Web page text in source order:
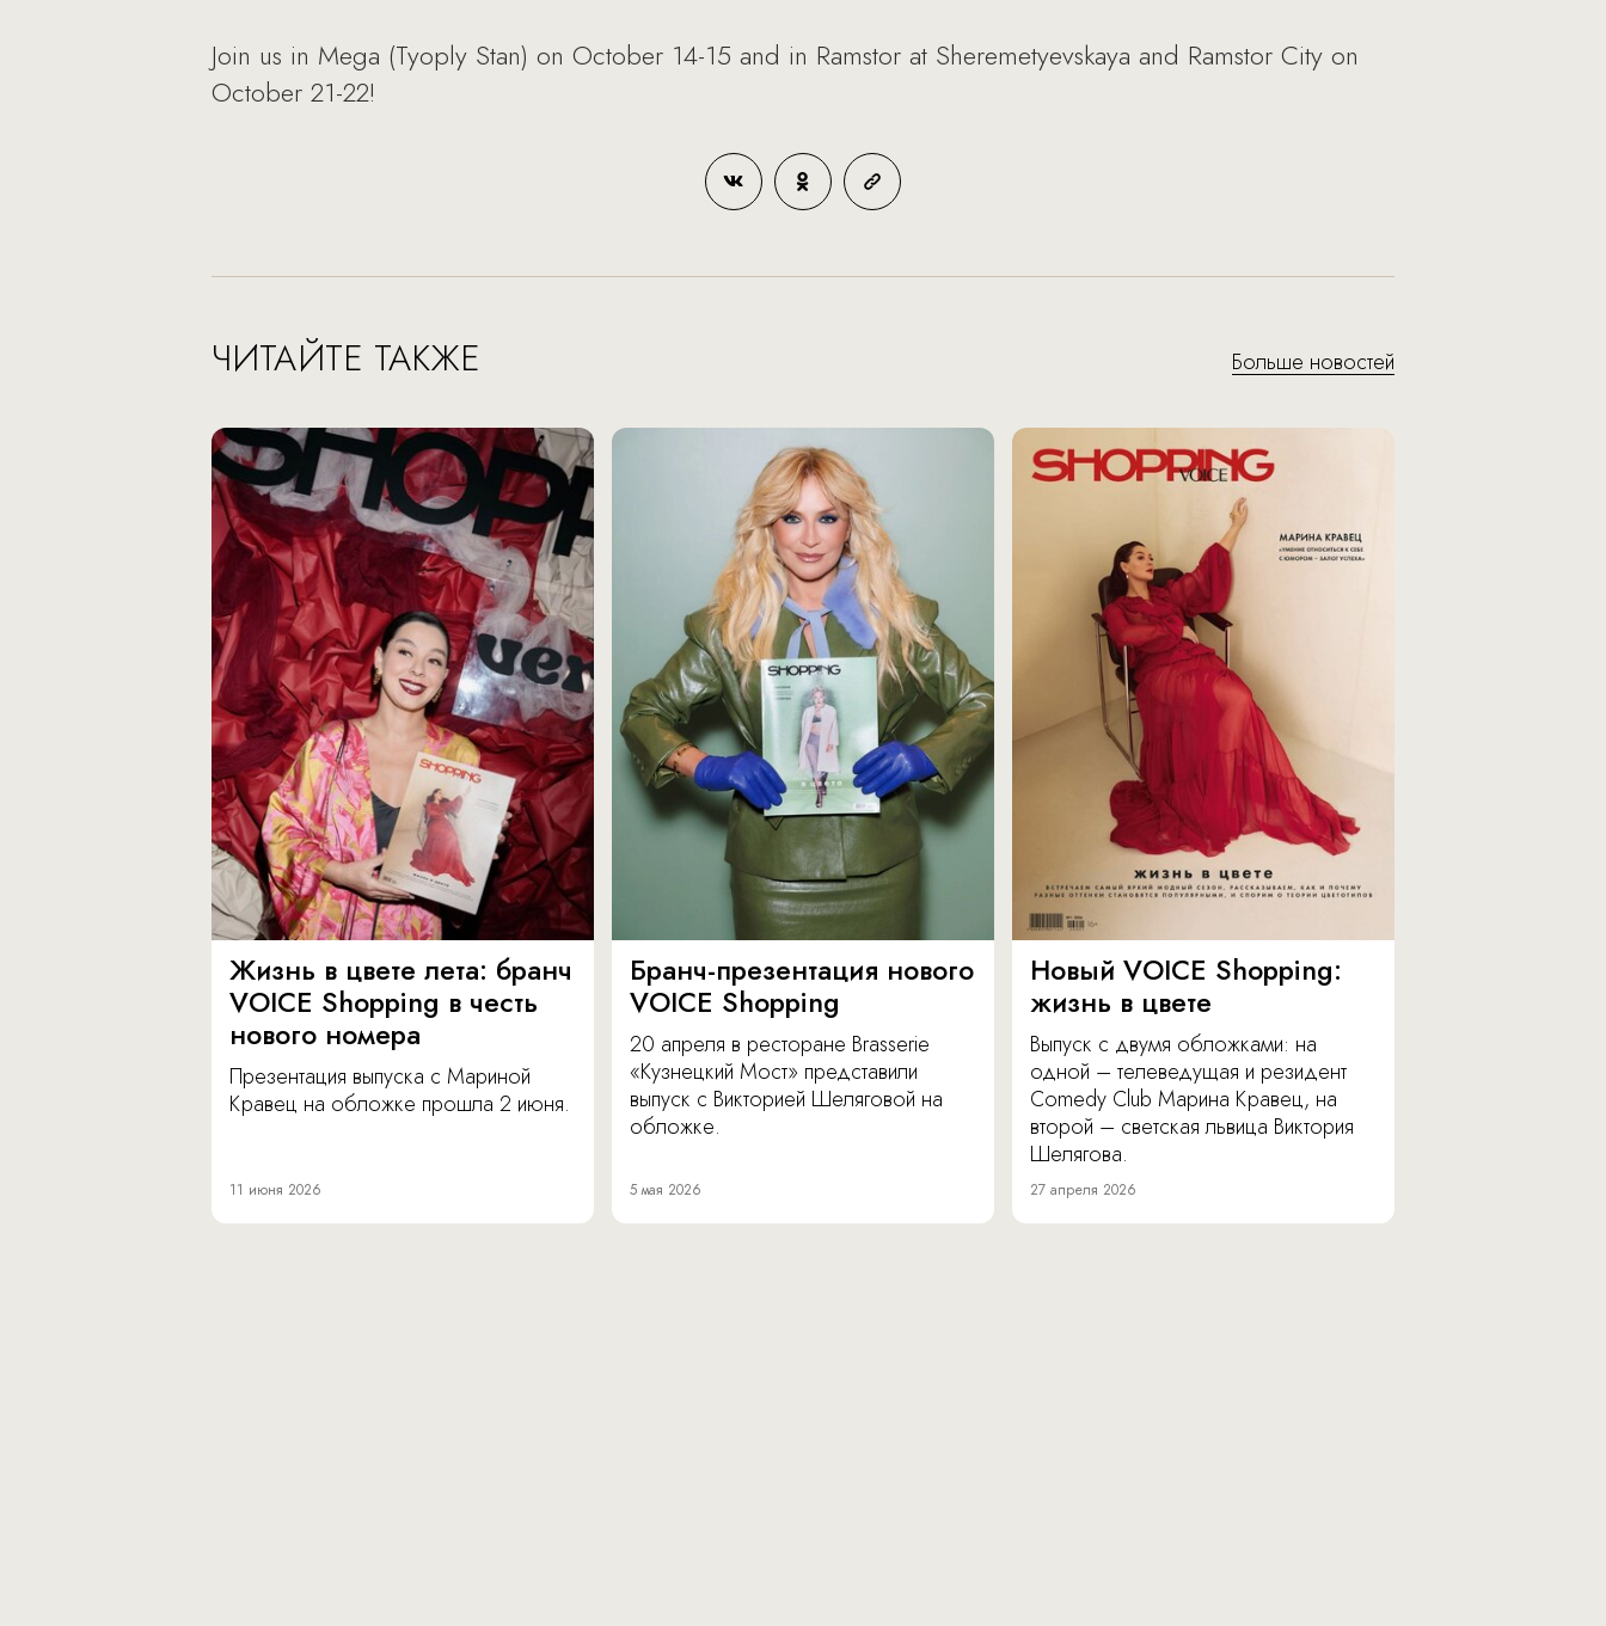
Join us in Mega (Tyoply Stan) on October 14-15 and in Ramstor at Sheremetyevskaya and Ramstor City on
October 21-22!
ЧИТАЙТЕ ТАКЖЕ Больше новостей
Жизнь в цвете лета: бранч
VOICE Shopping в честь
нового номера
Презентация выпуска с Мариной
Кравец на обложке прошла 2 июня.
11 июня 2026
Бранч-презентация нового
VOICE Shopping
20 апреля в ресторане Brasserie
«Кузнецкий Мост» представили
выпуск с Викторией Шеляговой на
обложке.
5 мая 2026
Новый VOICE Shopping:
жизнь в цвете
Выпуск с двумя обложками: на
одной – телеведущая и резидент
Comedy Club Марина Кравец, на
второй – светская львица Виктория
Шелягова.
27 апреля 2026